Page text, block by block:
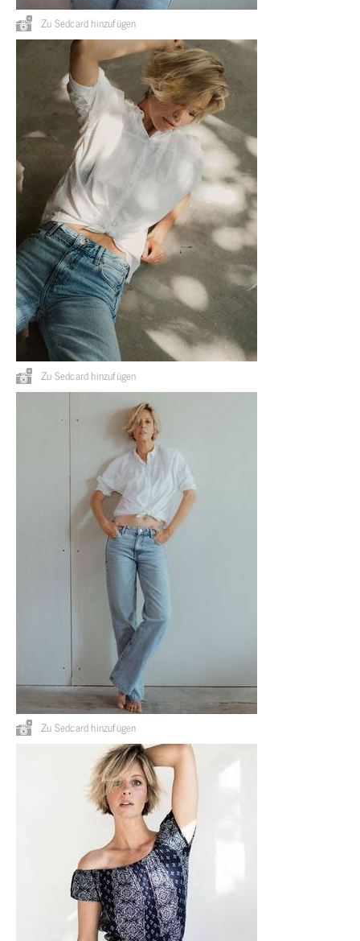
Zu Sedcard hinzufügen
Zu Sedcard hinzufügen
Zu Sedcard hinzufügen